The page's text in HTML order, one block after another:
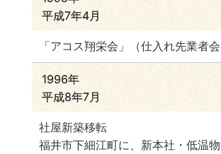
平成7年4月
「アコス翔栄会」（仕入れ先業者
1996年
平成8年7月
社屋新築移転
福井市下細江町に、新本社・低温